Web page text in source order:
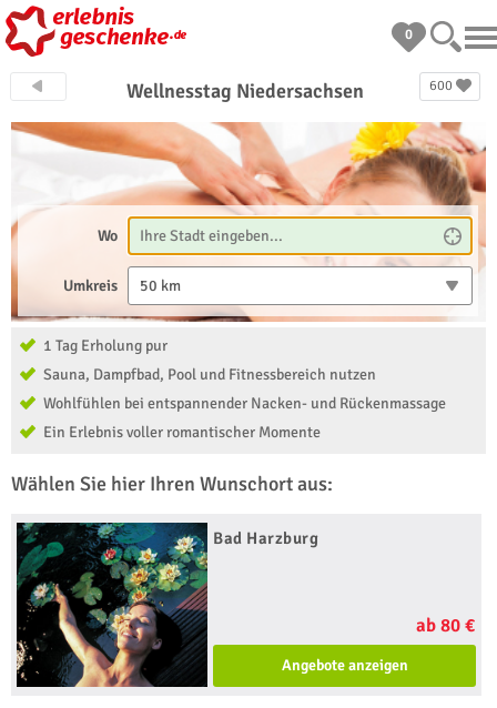
0
600
Wellnesstag Niedersachsen
Wo
Umkreis 50 km
1 Tag Erholung pur
Sauna, Dampfbad, Pool und Fitnessbereich nutzen
Wohlfühlen bei entspannender Nacken- und Rückenmassage
Ein Erlebnis voller romantischer Momente
Wählen Sie hier Ihren Wunschort aus:
Bad Harzburg
ab 80 €
Angebote anzeigen